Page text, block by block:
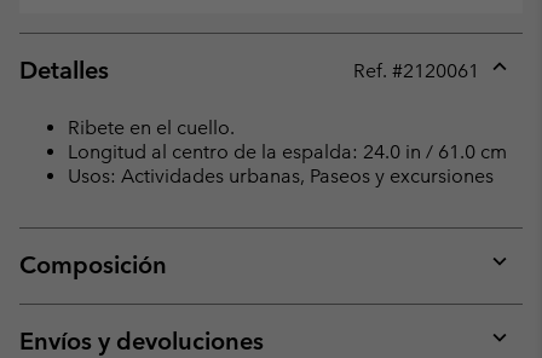
Detalles Ref. #2120061
Ribete en el cuello.
Longitud al centro de la espalda: 24.0 in / 61.0 cm
Usos: Actividades urbanas, Paseos y excursiones
Composición
or
Envíos y devoluciones